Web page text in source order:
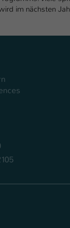
im nächsten